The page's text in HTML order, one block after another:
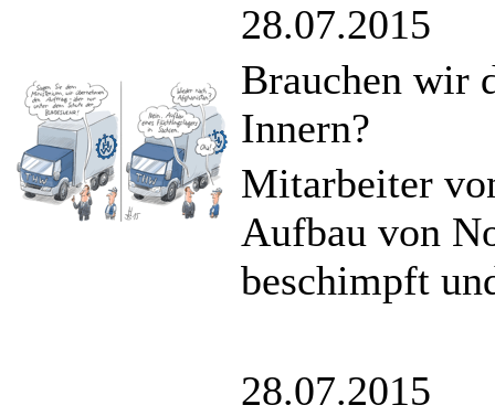
28.07.2015
Brauchen wir
Innern?
Mitarbeiter
Aufbau von
beschimpft
28.07.2015